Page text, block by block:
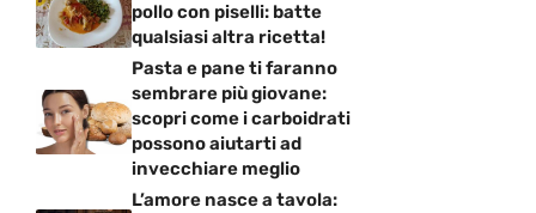
pollo con piselli: batte
qualsiasi altra ricetta!
Pasta e pane ti faranno
sembrare più giovane:
scopri come i carboidrati
possono aiutarti ad
invecchiare meglio
L’amore nasce a tavola: